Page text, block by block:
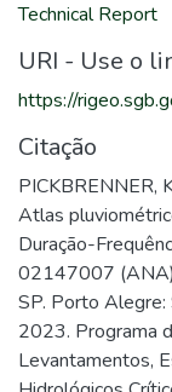
Technical Report
URI - Use o
https://
Citação
PICKBRENNER,
Atlas
Duração-
02147007 (ANA)
SP. Porto Alegre:
2023. Programa
Levantamentos,